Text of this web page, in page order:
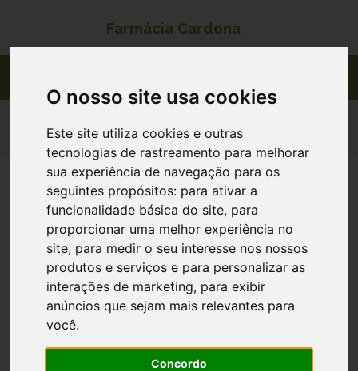
O nosso site usa cookies
Este site utiliza cookies e outras
tecnologias de rastreamento para melhorar
sua experiência de navegação para os
seguintes propósitos: para ativar a
funcionalidade básica do site, para
proporcionar uma melhor experiência no
site, para medir o seu interesse nos nossos
produtos e serviços e para personalizar as
interações de marketing, para exibir
anúncios que sejam mais relevantes para
você.
Concordo
Farmácia Cardona
ENVIO DE ENCOMENDAS
1. Seleccionar o Modo de
Expedição
Levantar na farmácia:Ao seleccionar esta
opção, poderá levantar a sua encomenda no
balcão da farmácia.
Entrega ao domicílio:
A Farmácia Cardona realiza a entrega de
encomendas nos seguintes
limítrofes: